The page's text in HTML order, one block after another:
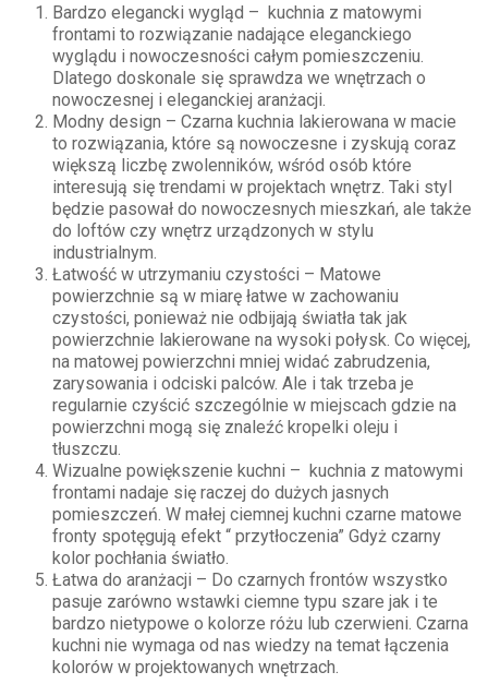
Bardzo elegancki wygląd – kuchnia z matowymi
frontami to rozwiązanie nadające eleganckiego
wyglądu i nowoczesności całym pomieszczeniu.
Dlatego doskonale się sprawdza we wnętrzach o
nowoczesnej i eleganckiej aranżacji.
Modny design – Czarna kuchnia lakierowana w macie
to rozwiązania, które są nowoczesne i zyskują coraz
większą liczbę zwolenników, wśród osób które
interesują się trendami w projektach wnętrz. Taki styl
będzie pasował do nowoczesnych mieszkań, ale także
do loftów czy wnętrz urządzonych w stylu
industrialnym.
Łatwość w utrzymaniu czystości – Matowe
powierzchnie są w miarę łatwe w zachowaniu
czystości, ponieważ nie odbijają światła tak jak
powierzchnie lakierowane na wysoki połysk. Co więcej,
na matowej powierzchni mniej widać zabrudzenia,
zarysowania i odciski palców. Ale i tak trzeba je
regularnie czyścić szczególnie w miejscach gdzie na
powierzchni mogą się znaleźć kropelki oleju i
tłuszczu.
Wizualne powiększenie kuchni – kuchnia z matowymi
frontami nadaje się raczej do dużych jasnych
pomieszczeń. W małej ciemnej kuchni czarne matowe
fronty spotęgują efekt “ przytłoczenia” Gdyż czarny
kolor pochłania światło.
Łatwa do aranżacji – Do czarnych frontów wszystko
pasuje zarówno wstawki ciemne typu szare jak i te
bardzo nietypowe o kolorze różu lub czerwieni. Czarna
kuchni nie wymaga od nas wiedzy na temat łączenia
kolorów w projektowanych wnętrzach.